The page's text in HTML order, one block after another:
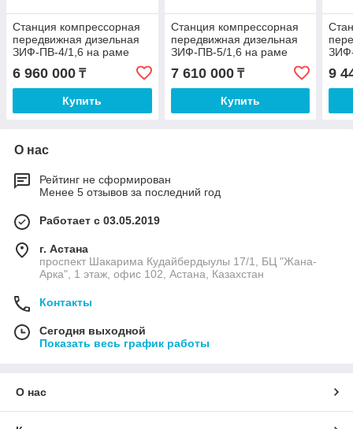
Станция компрессорная
передвижная дизельная
ЗИФ-ПВ-4/1,6 на раме
6 960 000 ₸
Купить
Станция компрессорная
передвижная дизельная
ЗИФ-ПВ-5/1,6 на раме
7 610 000₸
Купить
9
О нас
Рейтинг не сформирован
Менее 5 отзывов за последний год
Работает с 03.05.2019
г. Астана
проспект Шакарима Кудайбердыулы 17/1, БЦ "Жана-
Арка", 1 этаж, офис 102, Астана, Казахстан
Контакты
Сегодня выходной
Показать весь график работы
О нас